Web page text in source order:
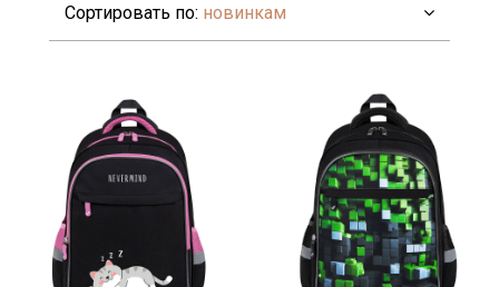
Сортировать по: новинкам